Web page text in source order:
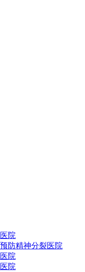
院
防精神分裂医院
院
院